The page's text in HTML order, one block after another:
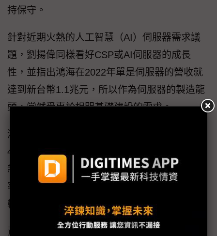
持保守。
針對近期火熱的人工智慧（AI）伺服器需求議
題，劉揚偉同樣看好CSP或AI伺服器的成長
性，並指出鴻海在2022年單是伺服器的營收就
達到新台幣1.1兆元，所以作為伺服器的製造龍
頭，當然受惠於相關基礎建設的需求。
鴻海2023年第1季營收為新台幣1.46兆元，年增
4%；毛利新台幣883億元，年增4
新台幣405億元，年增11%；毛利率、營業利益
率及淨利率分別為6.04%、2.77%、0.88
較2022年同期6.02%、2.61%、2.09
責任編輯：毛履兆